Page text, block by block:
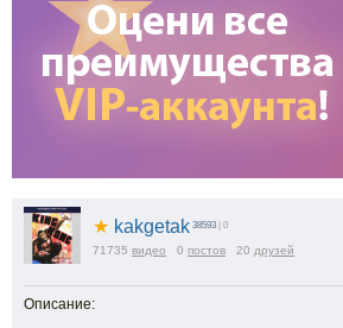
★ kakgetak 38593 | 0
71735 видео 0 постов 20 друзей
Описание: